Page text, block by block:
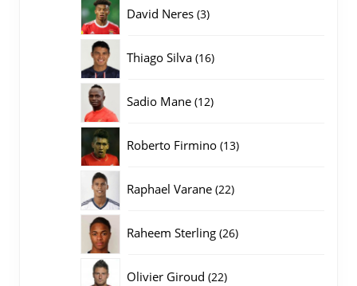
David Neres 33
Thiago Silva 1616
Sadio Mane 1212
Roberto Firmino 1313
Raphael Varane 2222
Raheem Sterling 2626
Olivier Giroud 2222